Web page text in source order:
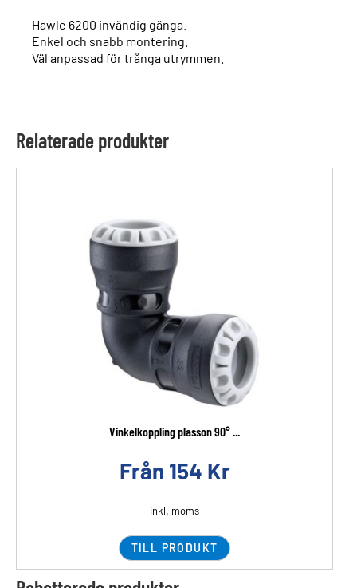
Hawle 6200 invändig gänga.
Enkel och snabb montering.
Väl anpassad för trånga utrymmen.
Relaterade produkter
Vinkelkoppling plasson 90° ...
Från 154 Kr
inkl. moms
TILL PRODUKT